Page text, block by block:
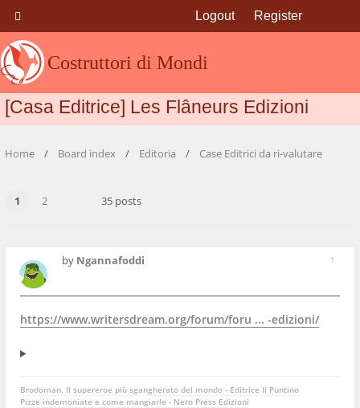
Costruttori di Mondi
Logout Register
[Casa Editrice] Les Flâneurs Edizioni
Home Board index Editoria Case Editrici da ri-valutare
1 2 35 posts
1
by Ngannafoddi
https://www.writersdream.org/forum/foru ... -edizioni/
Brodoman. Il supereroe più sgangherato del mondo - Editrice Il Puntino
Pizze indemoniate e come mangiarle - Nero Press Edizioni